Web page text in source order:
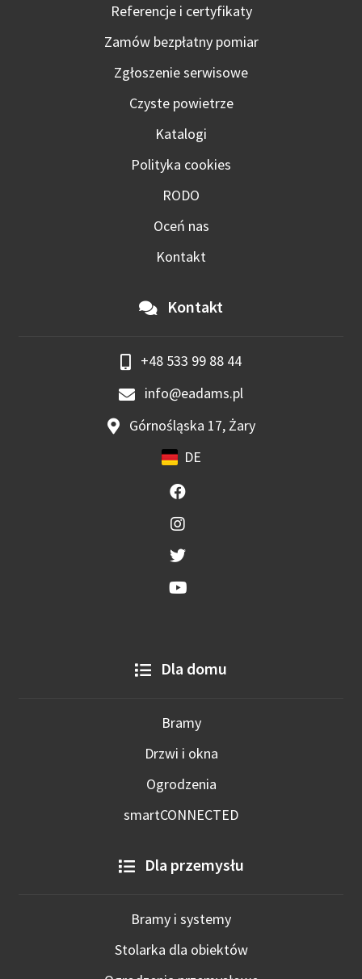
Referencje i certyfikaty
Zamów bezpłatny pomiar
Zgłoszenie serwisowe
Czyste powietrze
Katalogi
Polityka cookies
RODO
Oceń nas
Kontakt
Kontakt
+48 533 99 88 44
info@eadams.pl
Górnośląska 17, Żary
DE
Dla domu
Bramy
Drzwi i okna
Ogrodzenia
smartCONNECTED
Dla przemysłu
Bramy i systemy
Stolarka dla obiektów